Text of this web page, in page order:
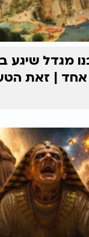
מגדל שיגע
| זאת